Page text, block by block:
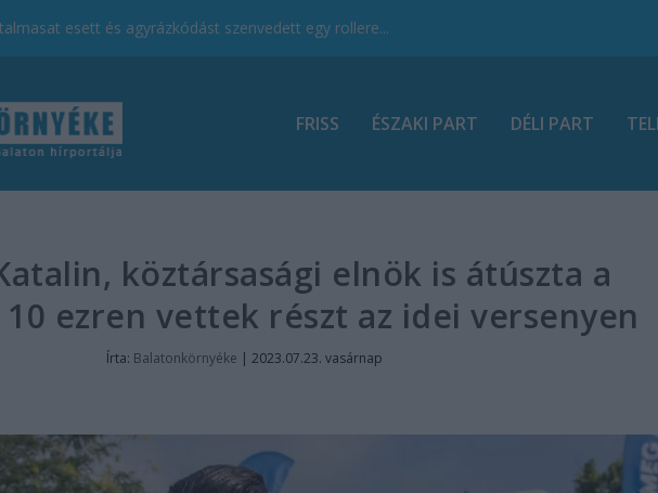
esett és agyrázkódást szenvedett egy rollere...
FRISS ÉSZAKI PART DÉLI PART
köztársasági elnök is átúszta a
ezren vettek részt az idei versenyen
Írta: Balatonkörnyéke |2023.07.23. vasárnap